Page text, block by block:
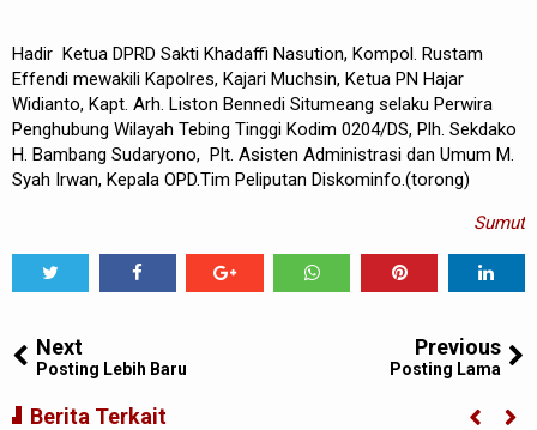
Hadir Ketua DPRD Sakti Khadaffi Nasution, Kompol. Rustam
Effendi mewakili Kapolres, Kajari Muchsin, Ketua PN Hajar
Widianto, Kapt. Arh. Liston Bennedi Situmeang selaku Perwira
Penghubung Wilayah Tebing Tinggi Kodim 0204/DS, Plh. Sekdako
H. Bambang Sudaryono, Plt. Asisten Administrasi dan Umum M.
Syah Irwan, Kepala OPD.Tim Peliputan Diskominfo.(torong)
Sumut
Next
Posting Lebih Baru
Previous
Posting Lama
Berita Terkait